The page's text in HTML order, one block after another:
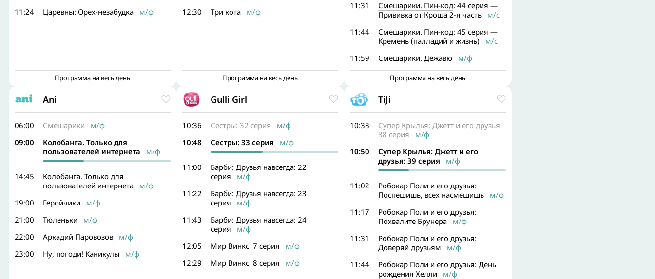
11:24
Царевны: Орех-незабудка м/ф
Программа на весь день
12:30
Три котам/ф
Программа на весь день
11:31
Смешарики. Пин-код: 44 серия —
Прививка от Кроша 2-я частьм/с
11:44
Смешарики. Пин-код: 45 серия —
Кремень (палладий и жизнь) м/с
11:59
Смешарики. Дежавюм/ф
Программа на весь день
Ani
06:00 Смешарики м/ф
09:00
Колобанга. Только для
пользователей интернета м/ф
14:45
Колобанга. Только для
пользователей интернета м/ф
19:00
Геройчики м/ф
21:00
Тюленьки м/ф
22:00
Аркадий Паровозов м/ф
23:00
Ну, погоди! Каникулы м/ф
Gulli Girl
10:36 Сестры: 32 серия м/ф
10:48
Сестры: 33 серия м/ф
11:00
Барби: Друзья навсегда: 22
серия м/ф
11:22
Барби: Друзья навсегда: 23
серия м/ф
11:43
Барби: Друзья навсегда: 24
серия м/ф
12:05
Мир Винкс: 7 серия м/ф
12:29
Мир Винкс: 8 серия м/ф
TiJi
10:38
Супер Крылья: Джетт и его друзья:
38 серия м/ф
10:50
Супер Крылья: Джетт и его
друзья: 39 серия м/ф
11:02
Робокар Поли и его друзья:
Поспешишь, всех насмешишьм/ф
11:17
Робокар Поли и его друзья:
Похвалите Брунерам/ф
11:31
Робокар Поли и его друзья:
Доверяй друзьям м/ф
11:44
Робокар Поли и его друзья: День
рождения Хелли м/ф